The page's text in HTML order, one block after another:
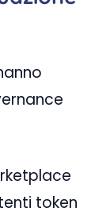
token